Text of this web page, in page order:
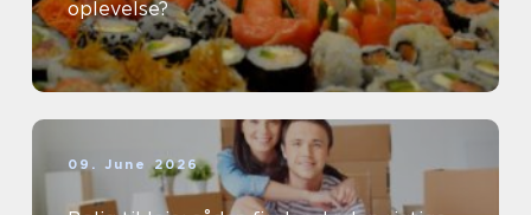
oplevelse?
09. June 2026